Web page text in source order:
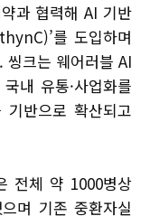
과 협력해 AI 기반
를 도입하며
씽크는 웨어러블 AI
내 유통·사업화를
반으로 확산되고
전체 약 1000병상
며 기존 중환자실